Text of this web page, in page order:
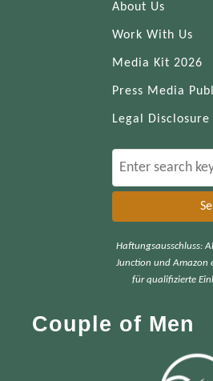
About Us
Work With Us
Media Kit 2026
Press Media
Legal
e
cHaftungsausschluss:
Junction und Amazon
für qualifizierte
Couple of Men